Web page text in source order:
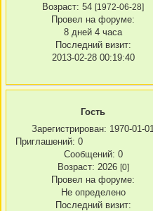
Возраст: 54 [1972-06-28]
Провел на форуме:
8 дней 4 часа
Последний визит:
2013-02-28 00:19:40
Гость
Зарегистрирован: 1970-01-01
Приглашений: 0
Сообщений: 0
Возраст: 2026 [0]
Провел на форуме:
Не определено
Последний визит: